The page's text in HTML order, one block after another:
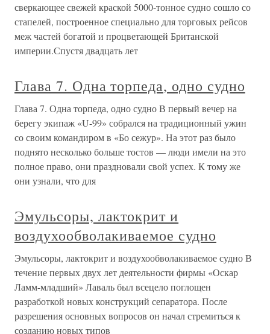
сверкающее свежей краской 5000-тонное судно сошло со
стапелей, построенное специально для торговых рейсов
меж частей богатой и процветающей Британской
империи.Спустя двадцать лет
Глава 7. Одна торпеда, одно судно
Глава 7. Одна торпеда, одно судно В первый вечер на
берегу экипаж «U-99» собрался на традиционный ужин
со своим командиром в «Бо сежур». На этот раз было
поднято несколько больше тостов — люди имели на это
полное право, они праздновали свой успех. К тому же
они узнали, что для
Эмульсоры, лактокрит и
воздухообволакиваемое судно
Эмульсоры, лактокрит и воздухообволакиваемое судно В
течение первых двух лет деятельности фирмы «Оскар
Ламм-младший» Лаваль был всецело поглощен
разработкой новых конструкций сепаратора. После
разрешения основных вопросов он начал стремиться к
созданию новых типов